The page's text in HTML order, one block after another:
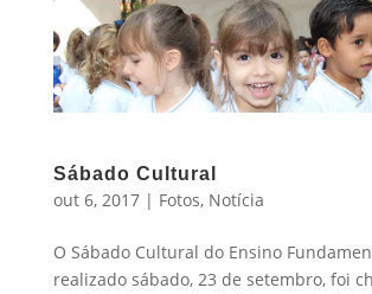
Sábado Cultural
out 6, 2017| Fotos, Notícia
O Sábado Cultural do Ensino
realizado sábado, 23 de setembro, foi